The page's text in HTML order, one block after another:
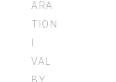
ARA
TION
VAL
BY